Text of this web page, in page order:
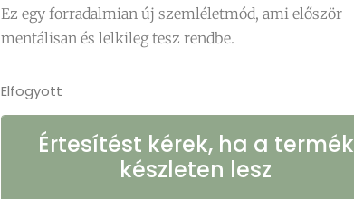
Ez egy forradalmian új szemléletmód, ami először
mentálisan és lelkileg tesz rendbe.
Elfogyott
Értesítést kérek, ha a termék
készleten lesz